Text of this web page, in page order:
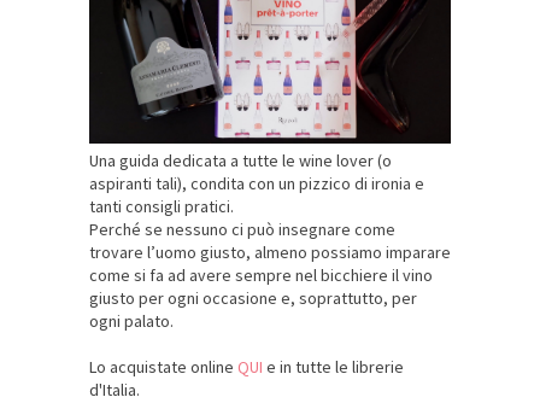
Una guida dedicata a tutte le wine lover (o
aspiranti tali), condita con un pizzico di ironia e
tanti consigli pratici.
Perché se nessuno ci può insegnare come
trovare l’uomo giusto, almeno possiamo imparare
come si fa ad avere sempre nel bicchiere il vino
giusto per ogni occasione e, soprattutto, per
ogni palato.
Lo acquistate online QUI e in tutte le librerie
d'Italia.